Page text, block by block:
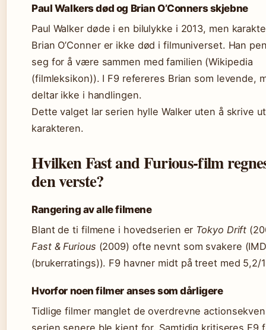
Paul Walkers død og Brian O’Conners skjebne
Paul Walker døde i en bilulykke i 2013, men
Brian O’Conner er ikke død i filmuniverset. Han
seg for å være sammen med familien (Wikipedia
(filmleksikon)). I F9 refereres Brian som levende,
deltar ikke i handlingen.
Dette valget lar serien hylle Walker uten å skrive ut
karakteren.
Hvilken Fast and Furious-film
den verste?
Rangering av alle filmene
Blant de ti filmene i hovedserien er Tokyo Drift
Fast & Furious (2009) ofte nevnt som svakere
(brukerratings)). F9 havner midt på treet med 5,2/
Hvorfor noen filmer anses som dårligere
Tidlige filmer manglet de overdrevne
serien senere ble kjent for. Samtidig kritiseres F9